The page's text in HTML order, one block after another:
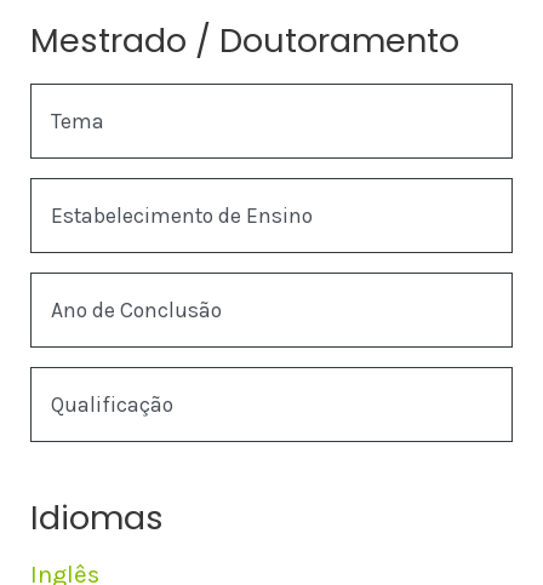
Mestrado / Doutoramento
Tema
Estabelecimento de Ensino
Ano de Conclusão
Qualificação
Idiomas
Inglês